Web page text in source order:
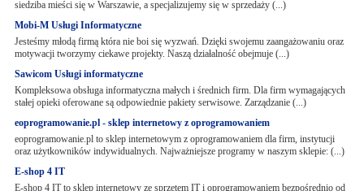
siedziba mieści się w Warszawie, a specjalizujemy się w sprzedaży (...)
Mobi-M Usługi Informatyczne
Jesteśmy młodą firmą która nie boi się wyzwań. Dzięki swojemu zaangażowaniu oraz
motywacji tworzymy ciekawe projekty. Naszą działalność obejmuje (...)
Sawicom Usługi informatyczne
Kompleksowa obsługa informatyczna małych i średnich firm. Dla firm wymagających
stałej opieki oferowane są odpowiednie pakiety serwisowe. Zarządzanie (...)
eoprogramowanie.pl - sklep internetowy z oprogramowaniem
eoprogramowanie.pl to sklep internetowym z oprogramowaniem dla firm, instytucji
oraz użytkowników indywidualnych. Najważniejsze programy w naszym sklepie: (...)
E-shop 4 IT
E-shop 4 IT to sklep internetowy ze sprzętem IT i oprogramowaniem bezpośrednio od